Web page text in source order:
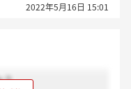
2022年5月16日 15:01
？